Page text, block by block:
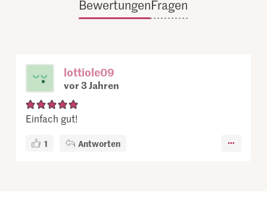
BewertungenFragen
lottiole09
vor 3 Jahren
Einfach gut!
1 Antworten